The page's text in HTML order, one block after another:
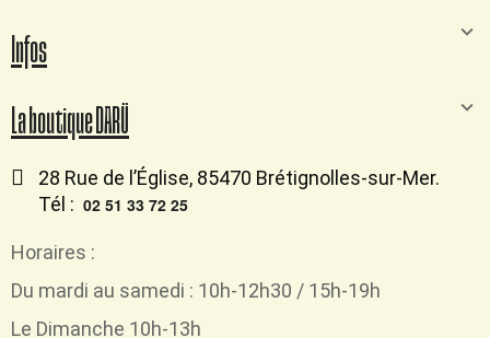
Infos
La boutique DARÜ
28 Rue de l’Église, 85470 Brétignolles-sur-Mer.
Tél : 02 51 33 72 25
Horaires :
Du mardi au samedi : 10h-12h30 / 15h-19h
Le Dimanche 10h-13h